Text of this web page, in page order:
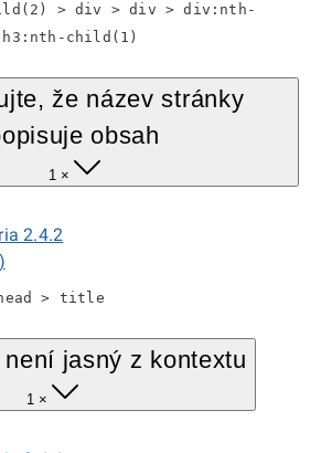
> div > div > div:nth-
child(1)
že název stránky
obsah
1 ×
2.4.2
> title
jasný z kontextu
1 ×